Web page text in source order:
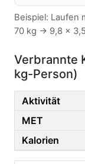
Beispiel: Laufen
70 kg → 9,8 ×
Verbrannte
kg-Person)